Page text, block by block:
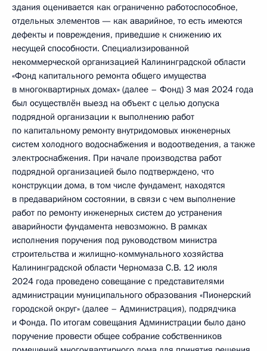
здания оценивается как ограниченно работоспособное,
отдельных элементов — как аварийное, то есть имеются
дефекты и повреждения, приведшие к снижению их
несущей способности. Специализированной
некоммерческой организацией Калининградской области
«Фонд капитального ремонта общего имущества
в многоквартирных домах» (далее – Фонд) 3 мая 2024 года
был осуществлён выезд на объект с целью допуска
подрядной организации к выполнению работ
по капитальному ремонту внутридомовых инженерных
систем холодного водоснабжения и водоотведения, а также
электроснабжения. При начале производства работ
подрядной организацией было подтверждено, что
конструкции дома, в том числе фундамент, находятся
в предаварийном состоянии, в связи с чем выполнение
работ по ремонту инженерных систем до устранения
аварийности фундамента невозможно. В рамках
исполнения поручения под руководством министра
строительства и жилищно-коммунального хозяйства
Калининградской области Черномаза С.В. 12 июля
2024 года проведено совещание с представителями
администрации муниципального образования «Пионерский
городской округ» (далее – Администрация), подрядчика
и Фонда. По итогам совещания Администрации было дано
поручение провести общее собрание собственников